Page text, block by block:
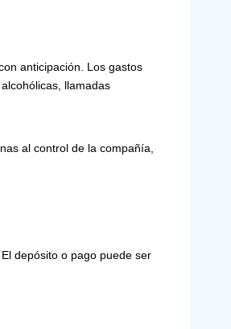
anticipación. Los gastos
llamadas
al control de la compañía,
depósito o pago puede ser